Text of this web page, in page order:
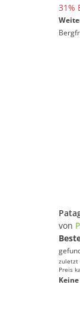
31%
von
zuletzt
Preis